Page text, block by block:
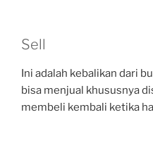
Sell
Ini adalah kebalikan dari
bisa menjual khususnya
membeli kembali ketika